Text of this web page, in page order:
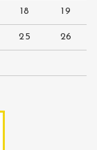
18 19
25 26